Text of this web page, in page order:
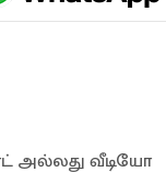
அல்லது வீடியோ